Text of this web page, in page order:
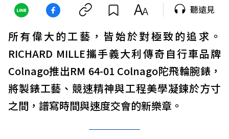
聽遠見
所有偉大的工藝，皆始於對極致的追求。
RICHARD MILLE攜手義大利傳奇自行車品牌
Colnago推出RM 64-01 Colnago陀飛輪腕錶，
將製錶工藝、競速精神與工程美學凝鍊於方寸
之間，譜寫時間與速度交會的新樂章。